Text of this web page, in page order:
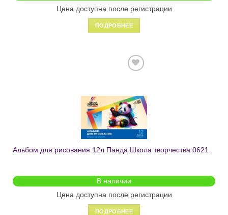
Цена доступна после регистрации
ПОДРОБНЕЕ
Альбом для рисования 12л Панда Школа творчества 0621
В наличии
Цена доступна после регистрации
ПОДРОБНЕЕ